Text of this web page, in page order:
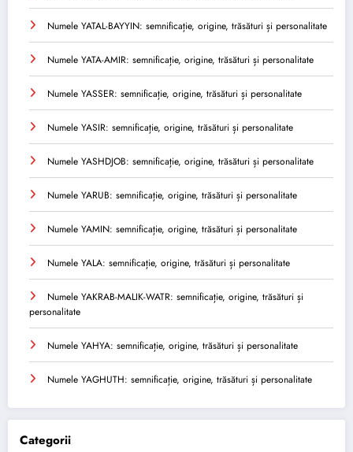
Numele YATAL-BAYYIN: semnificație, origine, trăsături și personalitate
Numele YATA-AMIR: semnificație, origine, trăsături și personalitate
Numele YASSER: semnificație, origine, trăsături și personalitate
Numele YASIR: semnificație, origine, trăsături și personalitate
Numele YASHDJOB: semnificație, origine, trăsături și personalitate
Numele YARUB: semnificație, origine, trăsături și personalitate
Numele YAMIN: semnificație, origine, trăsături și personalitate
Numele YALA: semnificație, origine, trăsături și personalitate
Numele YAKRAB-MALIK-WATR: semnificație, origine, trăsături și
personalitate
Numele YAHYA: semnificație, origine, trăsături și personalitate
Numele YAGHUTH: semnificație, origine, trăsături și personalitate
Categorii